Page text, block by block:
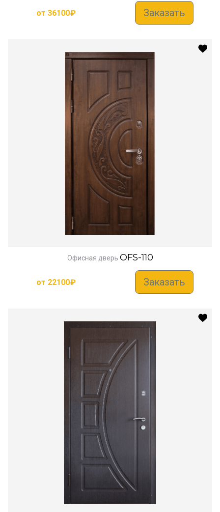
от 36100₽ Заказать
Офисная дверь OFS-110
от 22100₽ Заказать